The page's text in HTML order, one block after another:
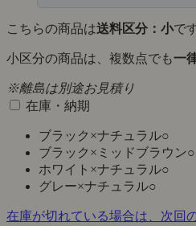
こちらの商品は送料区分：小で
小区分の商品は、複数点でも一
※離島は別途お見積り
在庫・納期
ブラック×ナチュラル○
ブラック×ミッドブラウン○
ホワイト×ナチュラル○
グレー×ナチュラル○
在庫が切れている場合は、次回